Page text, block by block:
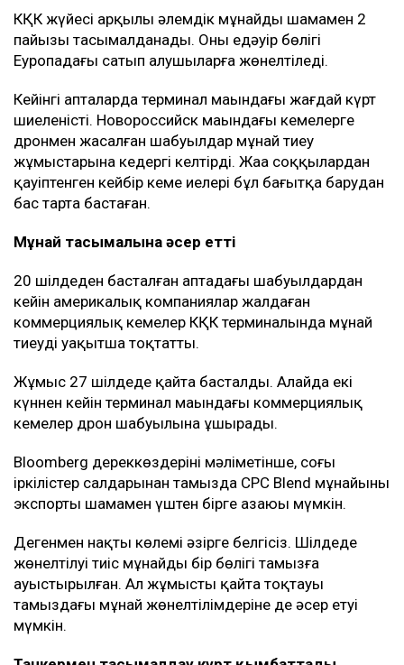
КҚК жүйесі арқылы әлемдік мұнайдың шамамен 2
пайызы тасымалданады. Оның едәуір бөлігі
Еуропадағы сатып алушыларға жөнелтіледі.
Кейінгі апталарда терминал маңындағы жағдай күрт
шиеленісті. Новороссийск маңындағы кемелерге
дронмен жасалған шабуылдар мұнай тиеу
жұмыстарына кедергі келтірді. Жаңа соққылардан
қауіптенген кейбір кеме иелері бұл бағытқа барудан
бас тарта бастаған.
Мұнай тасымалына әсер етті
20 шілдеден басталған аптадағы шабуылдардан
кейін америкалық компаниялар жалдаған
коммерциялық кемелер КҚК терминалында мұнай
тиеуді уақытша тоқтатты.
Жұмыс 27 шілдеде қайта басталды. Алайда екі
күннен кейін терминал маңындағы коммерциялық
кемелер дрон шабуылына ұшырады.
Bloomberg дереккөздерінің мәліметінше, соңғы
іркілістер салдарынан тамызда CPC Blend мұнайының
экспорты шамамен үштен бірге азаюы мүмкін.
Дегенмен нақты көлемі әзірге белгісіз. Шілдеде
жөнелтілуі тиіс мұнайдың бір бөлігі тамызға
ауыстырылған. Ал жұмыстың қайта тоқтауы
тамыздағы мұнай жөнелтілімдеріне де әсер етуі
мүмкін.